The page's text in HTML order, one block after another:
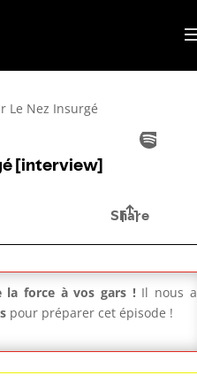
Le Nez Insurgé
la force à vos gars !Il nous a
pour préparer cet épisode !